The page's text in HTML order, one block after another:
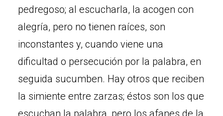
pedregoso; al escucharla, la acogen con
alegría, pero no tienen raíces, son
inconstantes y, cuando viene una
dificultad o persecución por la palabra, en
seguida sucumben. Hay otros que reciben
la simiente entre zarzas; éstos son los que
escuchan la palabra, pero los afanes de la